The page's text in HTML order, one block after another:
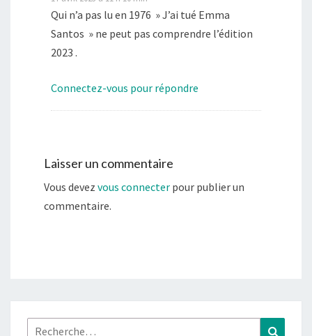
Qui n’a pas lu en 1976 » J’ai tué Emma
Santos » ne peut pas comprendre l’édition
2023 .
Connectez-vous pour répondre
Laisser un commentaire
Vous devez vous connecter pour publier un
commentaire.
Rechercher :